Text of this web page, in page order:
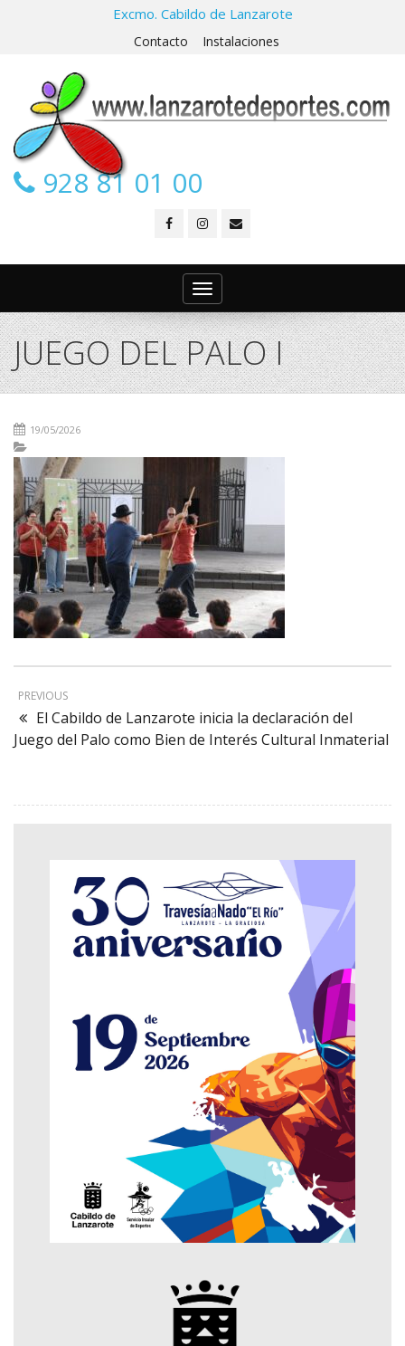
Excmo. Cabildo de Lanzarote
Contacto Instalaciones
928 81 01 00
Toggle
navigation
JUEGO DEL PALO I
19/05/2026
PREVIOUS
El Cabildo de Lanzarote inicia la declaración del
Juego del Palo como Bien de Interés Cultural Inmaterial